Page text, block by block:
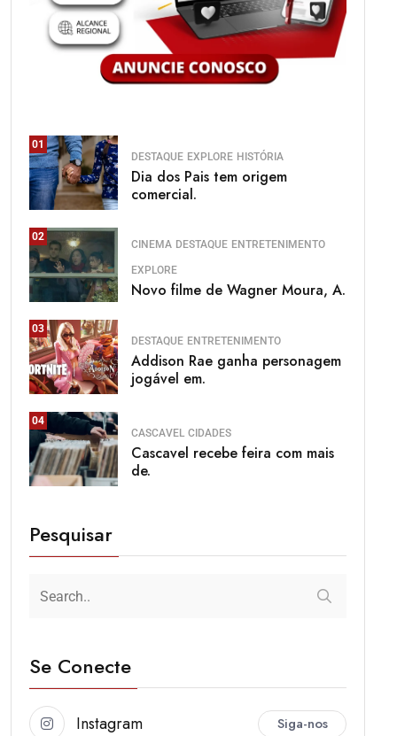
01
DESTAQUE EXPLORE HISTÓRIA
Dia dos Pais tem origem
comercial.
02
CINEMA DESTAQUE ENTRETENIMENTO
EXPLORE
Novo filme de Wagner Moura, A.
03
DESTAQUE ENTRETENIMENTO
Addison Rae ganha personagem
jogável em.
04
CASCAVEL CIDADES
Cascavel recebe feira com mais
de.
Pesquisar
Se Conecte
Instagram Siga-nos